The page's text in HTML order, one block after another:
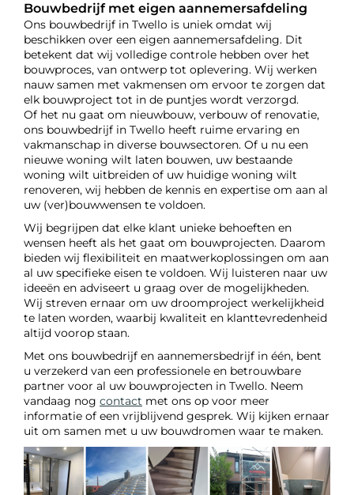
Bouwbedrijf met eigen aannemersafdeling
Ons bouwbedrijf in Twello is uniek omdat wij
beschikken over een eigen aannemersafdeling. Dit
betekent dat wij volledige controle hebben over het
bouwproces, van ontwerp tot oplevering. Wij werken
nauw samen met vakmensen om ervoor te zorgen dat
elk bouwproject tot in de puntjes wordt verzorgd.
Of het nu gaat om nieuwbouw, verbouw of renovatie,
ons bouwbedrijf in Twello heeft ruime ervaring en
vakmanschap in diverse bouwsectoren. Of u nu een
nieuwe woning wilt laten bouwen, uw bestaande
woning wilt uitbreiden of uw huidige woning wilt
renoveren, wij hebben de kennis en expertise om aan al
uw (ver)bouwwensen te voldoen.
Wij begrijpen dat elke klant unieke behoeften en
wensen heeft als het gaat om bouwprojecten. Daarom
bieden wij flexibiliteit en maatwerkoplossingen om aan
al uw specifieke eisen te voldoen. Wij luisteren naar uw
ideeën en adviseert u graag over de mogelijkheden.
Wij streven ernaar om uw droomproject werkelijkheid
te laten worden, waarbij kwaliteit en klanttevredenheid
altijd voorop staan.
Met ons bouwbedrijf en aannemersbedrijf in één, bent
u verzekerd van een professionele en betrouwbare
partner voor al uw bouwprojecten in Twello. Neem
vandaag nog contact met ons op voor meer
informatie of een vrijblijvend gesprek. Wij kijken ernaar
uit om samen met u uw bouwdromen waar te maken.